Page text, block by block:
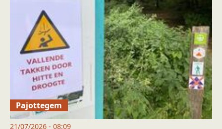
Pajottegem
21/07/2026 - 08:09